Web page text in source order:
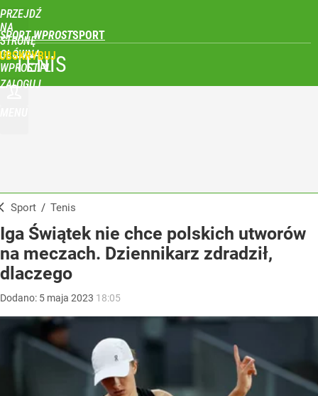
PRZEJDŹ
NA
STRONĘ
GŁÓWNĄ
WPROST.PL
SPORT WPROST
ZALOGUJ
TENIS
Sport / Tenis
Iga Świątek nie chce polskich utworów
na meczach. Dziennikarz zdradził,
dlaczego
Dodano: 5 maja 2023 18:05